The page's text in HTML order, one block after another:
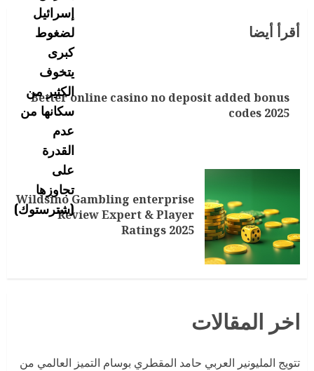
أقرأ أيضا
Better online casino no deposit added bonus
codes 2025
Wildsino Gambling enterprise
Review Expert & Player
Ratings 2025
اخر المقالات
تتويج المليونير العربي حامد المقطري بوسام التميز العالمي من